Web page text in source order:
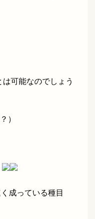
可能なのでしょう
）
成っている種目